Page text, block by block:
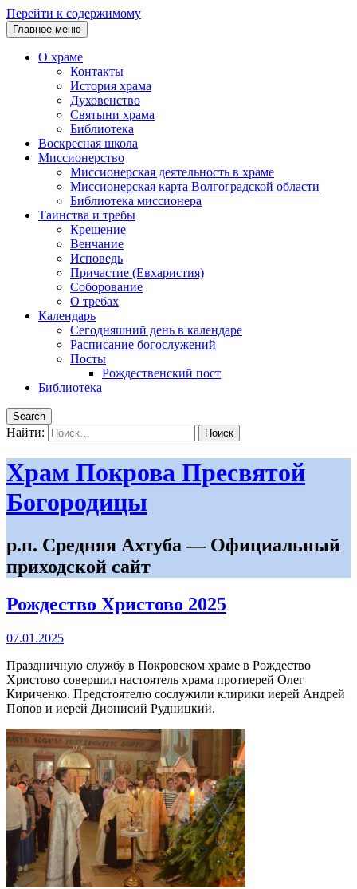
Перейти к содержимому
Главное меню
О храме
Контакты
История храма
Духовенство
Святыни храма
Библиотека
Воскресная школа
Миссионерство
Миссионерская деятельность в храме
Миссионерская карта Волгоградской области
Библиотека миссионера
Таинства и требы
Крещение
Венчание
Исповедь
Причастие (Евхаристия)
Соборование
О требах
Календарь
Сегодняшний день в календаре
Расписание богослужений
Посты
Рождественский пост
Библиотека
Search
Найти:
Храм Покрова Пресвятой
Богородицы
р.п. Средняя Ахтуба — Официальный
приходской сайт
Рождество Христово 2025
07.01.2025
Праздничную службу в Покровском храме в Рождество
Христово совершил настоятель храма протиерей Олег
Кириченко. Предстоятелю сослужили клирики иерей Андрей
Попов и иерей Дионисий Рудницкий.